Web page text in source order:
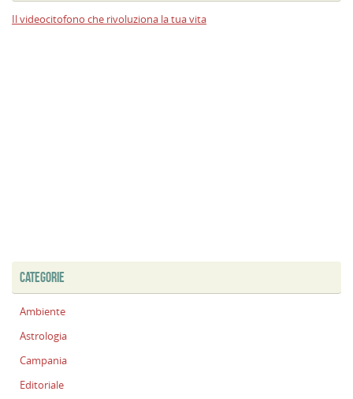
Il videocitofono che rivoluziona la tua vita
CATEGORIE
Ambiente
Astrologia
Campania
Editoriale